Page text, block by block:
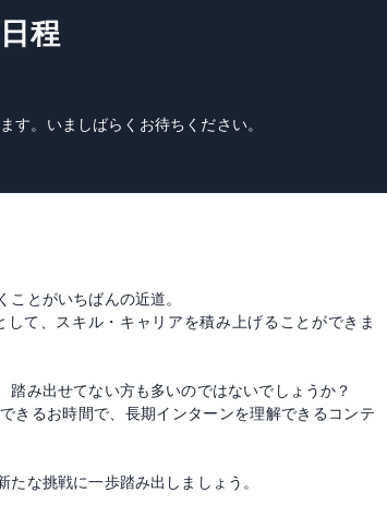
程
す。いましばらくお待ちください。
とがいちばんの近道。
て、スキル・キャリアを積み上げることができま
踏み出せてない方も多いのではないでしょうか？
きるお時間で、長期インターンを理解できるコンテ
な挑戦に一歩踏み出しましょう。